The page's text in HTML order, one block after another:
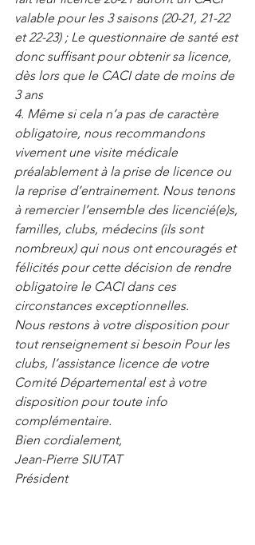
valable pour les 3 saisons (20-21, 21-22
et 22-23) ; Le questionnaire de santé est
donc suffisant pour obtenir sa licence,
dès lors que le CACI date de moins de
3 ans
4. Même si cela n’a pas de caractère
obligatoire, nous recommandons
vivement une visite médicale
préalablement à la prise de licence ou
la reprise d’entrainement. Nous tenons
à remercier l’ensemble des licencié(e)s,
familles, clubs, médecins (ils sont
nombreux) qui nous ont encouragés et
félicités pour cette décision de rendre
obligatoire le CACI dans ces
circonstances exceptionnelles.
Nous restons à votre disposition pour
tout renseignement si besoin Pour les
clubs, l’assistance licence de votre
Comité Départemental est à votre
disposition pour toute info
complémentaire.
Bien cordialement,
Jean-Pierre SIUTAT
Président